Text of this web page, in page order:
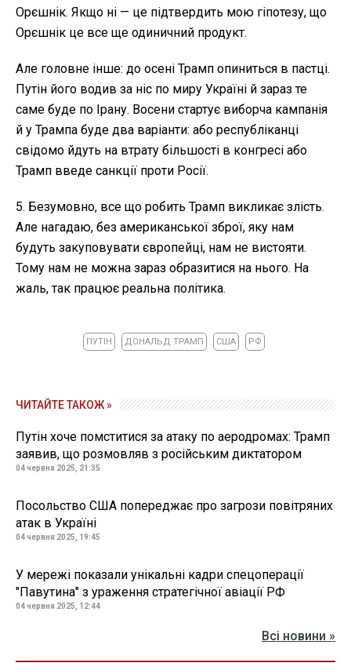
Орєшнік. Якщо ні — це підтвердить мою гіпотезу, що
Орєшнік це все ще одиничний продукт.
Але головне інше: до осені Трамп опиниться в пастці.
Путін його водив за ніс по миру Україні й зараз те
саме буде по Ірану. Восени стартує виборча кампанія
й у Трампа буде два варіанти: або республіканці
свідомо йдуть на втрату більшості в конгресі або
Трамп введе санкції проти Росії.
5. Безумовно, все що робить Трамп викликає злість.
Але нагадаю, без американської зброї, яку нам
будуть закуповувати європейці, нам не вистояти.
Тому нам не можна зараз образитися на нього. На
жаль, так працює реальна політика.
ПУТІН ДОНАЛЬД ТРАМП США РФ
ЧИТАЙТЕ ТАКОЖ »
Путін хоче помститися за атаку по аеродромах: Трамп
заявив, що розмовляв з російським диктатором
04 червня 2025, 21:35
Посольство США попереджає про загрози повітряних
атак в Україні
04 червня 2025, 19:45
У мережі показали унікальні кадри спецоперації
"Павутина" з ураження стратегічної авіації РФ
04 червня 2025, 12:44
Всі новини »